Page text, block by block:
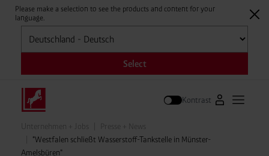
Please make a selection to see the products and content for your
language.
Auswählen
Select
Kontrast Zum
Unternehmen + Jobs
Presse + News
"Westfalen schließt Wasserstoff-Tankstelle in Münster-
Amelsbüren"